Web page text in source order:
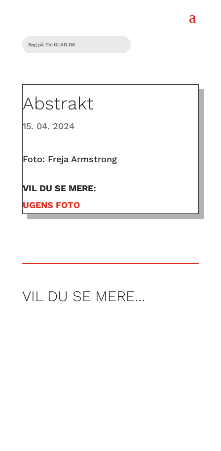
Abstrakt
15. 04. 2024
Foto: Freja Armstrong
VIL DU SE MERE:
UGENS FOTO
VIL DU SE MERE…